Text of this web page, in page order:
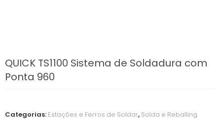
QUICK TS1100 Sistema de Soldadura com
Ponta 960
Categorias: Estações e Ferros de Soldar, Solda e Reballing